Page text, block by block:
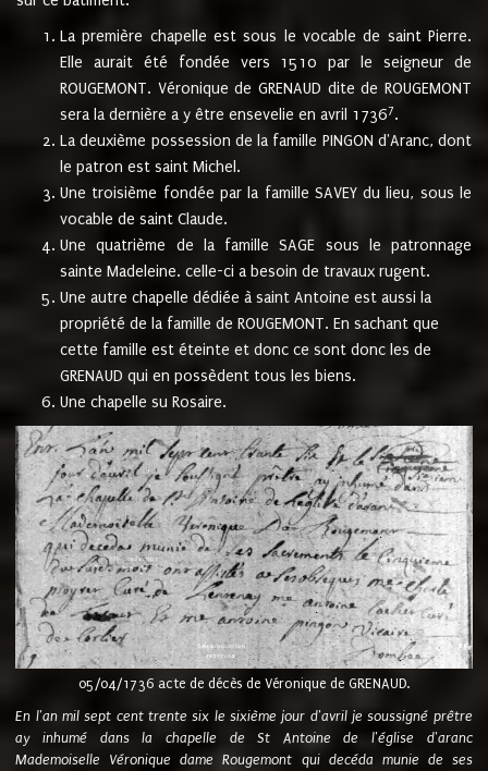
La première chapelle est sous le vocable de saint Pierre.
Elle aurait été fondée vers 1510 par le seigneur de
ROUGEMONT. Véronique de GRENAUD dite de ROUGEMONT
sera la dernière a y être ensevelie en avril 17367.
La deuxième possession de la famille PINGON d'Aranc, dont
le patron est saint Michel.
Une troisième fondée par la famille SAVEY du lieu, sous le
vocable de saint Claude.
Une quatrième de la famille SAGE sous le patronnage
sainte Madeleine. celle-ci a besoin de travaux rugent.
Une autre chapelle dédiée à saint Antoine est aussi la
propriété de la famille de ROUGEMONT. En sachant que
cette famille est éteinte et donc ce sont donc les de
GRENAUD qui en possèdent tous les biens.
Une chapelle su Rosaire.
05/04/1736 acte de décès de Véronique de GRENAUD.
En l'an mil sept cent trente six le sixième jour d'avril je soussigné prêtre
ay inhumé dans la chapelle de St Antoine de l'église d'aranc
Mademoiselle Véronique dame Rougemont qui decéda munie de ses